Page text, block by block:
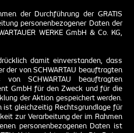
der Durchführung der GRATIS
personenbezogener Daten der
WERKE GmbH & Co. KG,
damit einverstanden, dass
der von SCHWARTAU beauftragten
SCHWARTAU beauftragten
GmbH für den Zweck und für die
der Aktion gespeichert werden.
ist gleichzeitig Rechtsgrundlage für
zur Verarbeitung der im Rahmen
personenbezogenen Daten ist